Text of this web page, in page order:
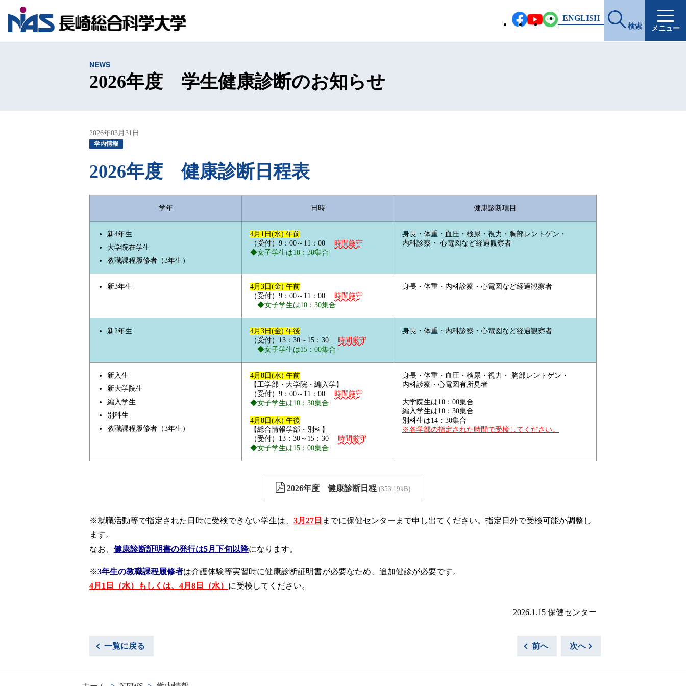
ENGLISH
検索 メニュー
NEWS
2026年度 学生健康診断のお知らせ
2026年03月31日
学内情報
2026年度 健康診断日程表
学年 日時 健康診断項目
新4年生
大学院在学生
教職課程履修者（3年生）
4月1日(水) 午前
（受付）9：00～11：00 時間厳守
◆女子学生は10：30集合
身長・体重・血圧・検尿・視力・胸部レントゲン・
内科診察・ 心電図など経過観察者
新3年生
4月3日(金) 午前
（受付）9：00～11：00 時間厳守
◆女子学生は10：30集合
身長・体重・内科診察・心電図など経過観察者
新2年生
4月3日(金) 午後
（受付）13：30～15：30 時間厳守
◆女子学生は15：00集合
身長・体重・内科診察・心電図など経過観察者
新入生
新大学院生
編入学生
別科生
教職課程履修者（3年生）
4月8日(水) 午前
【工学部・大学院・編入学】
（受付）9：00～11：00 時間厳守
◆女子学生は10：30集合
4月8日(水) 午後
【総合情報学部・別科】
（受付）13：30～15：30 時間厳守
◆女子学生は15：00集合
身長・体重・血圧・検尿・視力・ 胸部レントゲン・
内科診察・心電図有所見者
大学院生は10：00集合
編入学生は10：30集合
別科生は14：30集合
※各学部の指定された時間で受検してください。
2026年度 健康診断日程 353.19kB
※就職活動等で指定された日時に受検できない学生は、 3月27日 までに保健センターまで申し出てください。指定日外で受検可能か調整し
ます。
なお、 健康診断証明書の発行は5月下旬以降になります。
※3年生の教職課程履修者は介護体験等実習時に健康診断証明書が必要なため、追加健診が必要です。
4月1日（水）もしくは、4月8日（水） に受検してください。
2026.1.15 保健センター
前へ 次へ
一覧に戻る